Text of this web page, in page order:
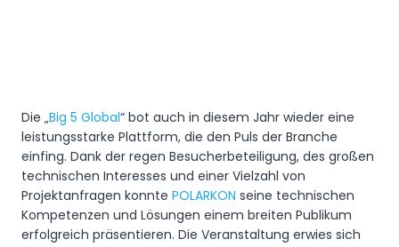
Die „Big 5 Global“ bot auch in diesem Jahr wieder eine
leistungsstarke Plattform, die den Puls der Branche
einfing. Dank der regen Besucherbeteiligung, des großen
technischen Interesses und einer Vielzahl von
Projektanfragen konnte POLARKON seine technischen
Kompetenzen und Lösungen einem breiten Publikum
erfolgreich präsentieren. Die Veranstaltung erwies sich